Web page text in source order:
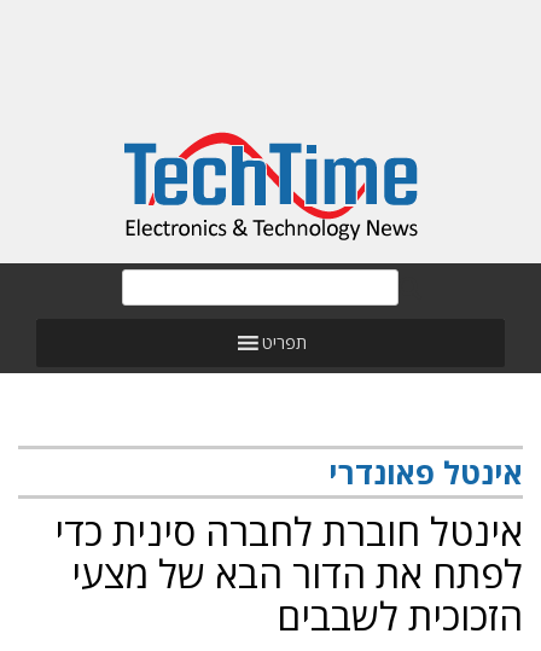
תפריט
אינטל פאונדרי
אינטל חוברת לחברה סינית כדי
לפתח את הדור הבא של מצעי
הזכוכית לשבבים